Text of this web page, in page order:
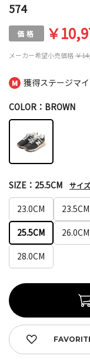
獲得ステージマ
574
メーカー希望小売価格￥
￥
COLOR：BROWN
23.0CM 23.5CM
25.5CM
26.0CM
28.0CM
SIZE：25.5CM サイ